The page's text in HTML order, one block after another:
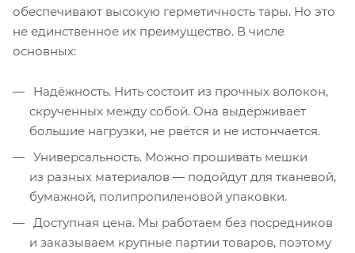
обеспечивают высокую герметичность тары. Но это
не единственное их преимущество. В числе
основных:
Надёжность. Нить состоит из прочных волокон,
скрученных между собой. Она выдерживает
большие нагрузки, не рвётся и не истончается.
Универсальность. Можно прошивать мешки
из разных материалов — подойдут для тканевой,
бумажной, полипропиленовой упаковки.
Доступная цена. Мы работаем без посредников
и заказываем крупные партии товаров, поэтому